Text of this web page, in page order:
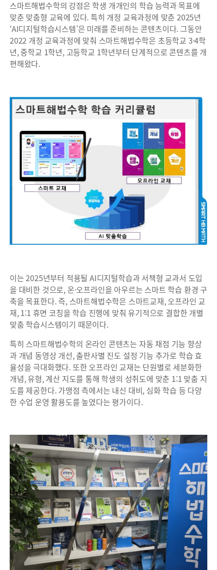
스마트해법수학의 강점은 학생 개개인의 학습 능력과 목표에
맞춘 맞춤형 교육에 있다. 특히 개정 교육과정에 맞춘 2025년
‘AI디지털학습시스템’은 미래를 준비하는 콘텐츠이다. 그동안
2022 개정 교육과정에 맞춰 스마트해법수학은 초등학교 3·4학
년, 중학교 1학년, 고등학교 1학년부터 단계적으로 콘텐츠를 개
편해왔다.
이는 2025년부터 적용될 AI디지털학습과 서책형 교과서 도입
을 대비한 것으로, 온·오프라인을 아우르는 스마트 학습 환경 구
축을 목표한다. 즉, 스마트해법수학은 스마트교재, 오프라인 교
재, 1:1 휴면 코칭을 학습 진행에 맞춰 유기적으로 결합한 개별
맞춤 학습시스템이기 때문이다.
특히 스마트해법수학의 온라인 콘텐츠는 자동 채점 기능 향상
과 개념 동영상 개선, 출판사별 진도 설정 기능 추가로 학습 효
율성을 극대화했다. 또한 오프라인 교재는 단원별로 세분화한
개념, 유형, 계산 지도를 통해 학생의 성취도에 맞춘 1:1 맞춤 지
도를 제공한다. 가맹점 측에서는 내신 대비, 심화 학습 등 다양
한 수업 운영 활용도를 높였다는 평가이다.